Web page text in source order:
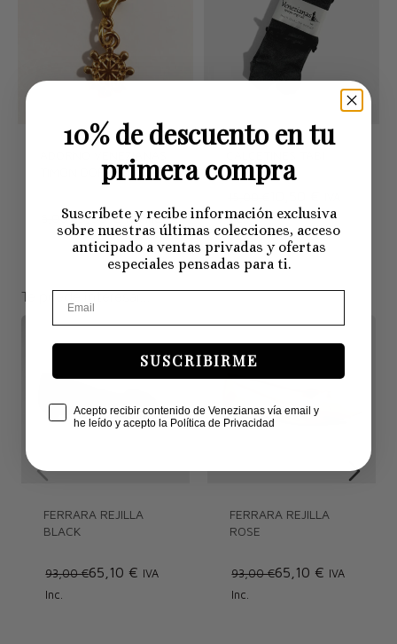
ADORNO VENEZIANAS
TIMÓN DORADO
5,00 €3,50 € IVA Inc.
VENEZIANAS
Inc.
Te puede interesar...
FERRARA REJILLA
BLACK
93,00 €65,10 € IVA
Inc.
FERRARA REJILLA
ROSE
93,00 €65,10 € IVA
Inc.
10% de descuento en tu
primera compra
Suscríbete y recibe información exclusiva
sobre nuestras últimas colecciones, acceso
anticipado a ventas privadas y ofertas
especiales pensadas para ti.
SUSCRIBIRME
Check Box
Acepto recibir contenido de Venezianas vía email y
he leído y acepto la Política de Privacidad